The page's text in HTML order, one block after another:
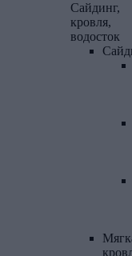
Сайдинг,
кровля,
водосток